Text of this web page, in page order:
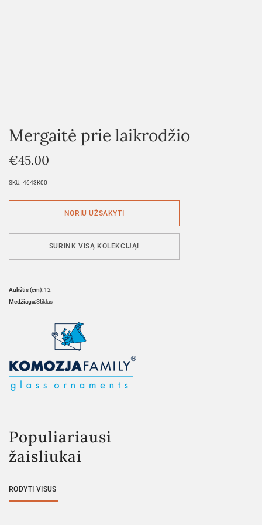
Mergaitė prie laikrodžio
€45.00
SKU: 4643K00
SURINK VISĄ KOLEKCIJĄ!
Aukštis (cm):12
Medžiaga:Stiklas
Populiariausi
žaisliukai
RODYTI VISUS